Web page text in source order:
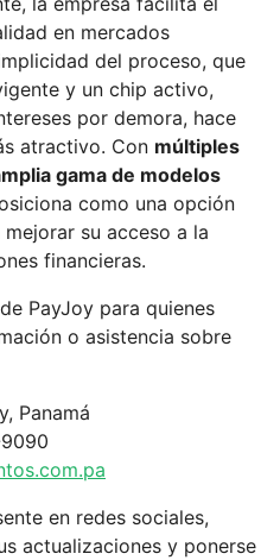
en mercados
del proceso, que
y un chip activo,
por demora, hace
atractivo. Con múltiples
gama de modelos
como una opción
su acceso a la
financieras.
de PayJoy para quienes
o asistencia sobre
Panamá
en redes sociales,
actualizaciones y ponerse